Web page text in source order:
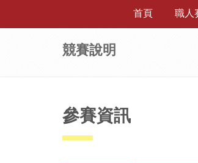
首頁 職人
競賽說明
參賽資訊